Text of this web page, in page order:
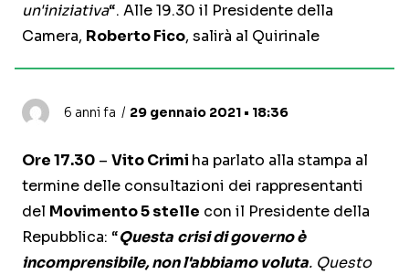
un'iniziativa“. Alle 19.30 il Presidente della
Camera, Roberto Fico, salirà al Quirinale
6 anni fa 29 gennaio 2021 • 18:36
Ore 17.30 – Vito Crimi ha parlato alla stampa al
termine delle consultazioni dei rappresentanti
del Movimento 5 stelle con il Presidente della
Repubblica: “Questa crisi di governo è
incomprensibile, non l'abbiamo voluta. Questo